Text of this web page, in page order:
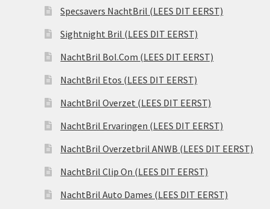
Specsavers NachtBril (LEES DIT EERST)
Sightnight Bril (LEES DIT EERST)
NachtBril Bol.Com (LEES DIT EERST)
NachtBril Etos (LEES DIT EERST)
NachtBril Overzet (LEES DIT EERST)
NachtBril Ervaringen (LEES DIT EERST)
NachtBril Overzetbril ANWB (LEES DIT EERST)
NachtBril Clip On (LEES DIT EERST)
NachtBril Auto Dames (LEES DIT EERST)